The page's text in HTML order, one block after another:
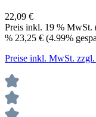
22,09 €
Preis inkl. 19 % MwSt.
% 23,25 € (4.99%
Preise inkl. MwSt. zzgl.